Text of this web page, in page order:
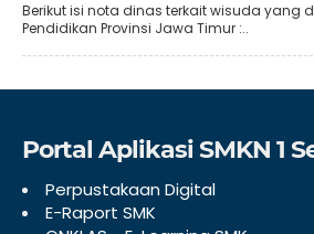
Berikut isi nota dinas terkait wisuda yang
Pendidikan Provinsi Jawa Timur :..
Portal Aplikasi SMKN 1
Perpustakaan Digital
E-Raport SMK